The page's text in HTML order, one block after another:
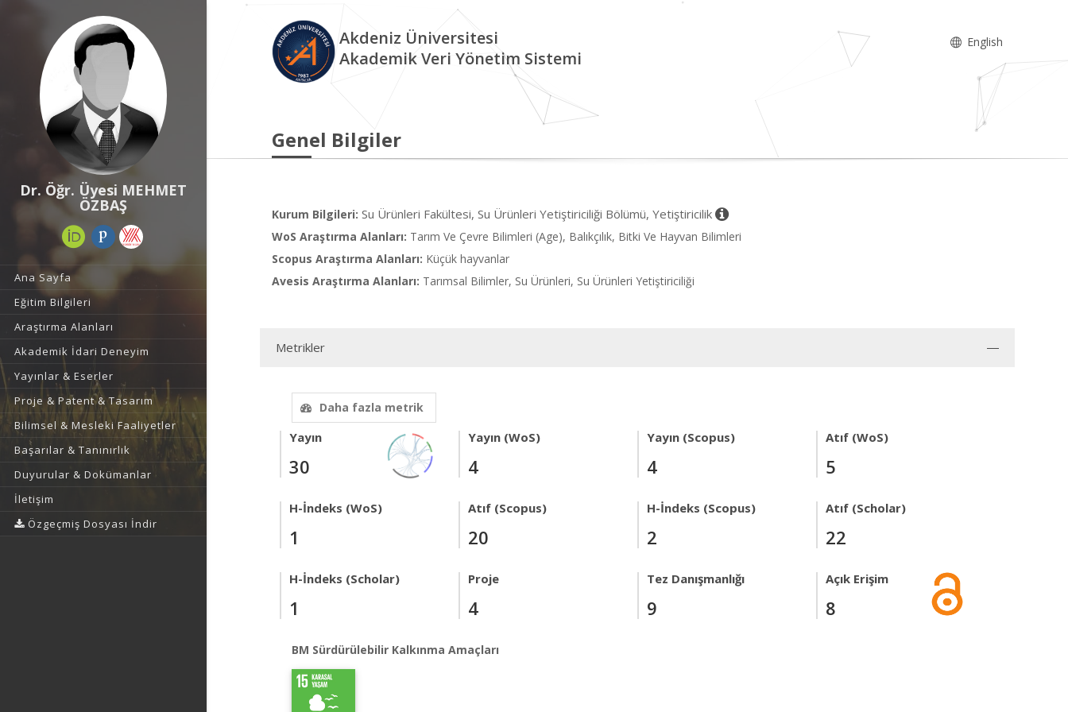
Dr. Öğr. Üyesi MEHMET
ÖZBAŞ
Ana Sayfa
Eğitim Bilgileri
Araştırma Alanları
Akademik İdari Deneyim
Yayınlar & Eserler
Proje & Patent & Tasarım
Bilimsel & Mesleki Faaliyetler
Başarılar & Tanınırlık
Duyurular & Dokümanlar
İletişim
Özgeçmiş Dosyası İndir
Akdeniz Üniversitesi
Akademik Veri Yönetim Sistemi
English
Genel Bilgiler
Kurum Bilgileri: Su Ürünleri Fakültesi, Su Ürünleri Yetiştiriciliği Bölümü, Yetiştiricilik
WoS Araştırma Alanları: Tarım Ve Çevre Bilimleri (Age), Balıkçılık, Bitki Ve Hayvan Bilimleri
Scopus Araştırma Alanları: Küçük hayvanlar
Avesis Araştırma Alanları: Tarımsal Bilimler, Su Ürünleri, Su Ürünleri Yetiştiriciliği
Metrikler
Daha fazla metrik
Yayın
30
Yayın (WoS)
4
Yayın (Scopus)
4
Atıf (WoS)
5
H-İndeks (WoS)
1
Atıf (Scopus)
20
H-İndeks (Scopus)
2
Atıf (Scholar)
22
H-İndeks (Scholar)
1
Proje
4
Tez Danışmanlığı
9
Açık Erişim
8
BM Sürdürülebilir Kalkınma Amaçları